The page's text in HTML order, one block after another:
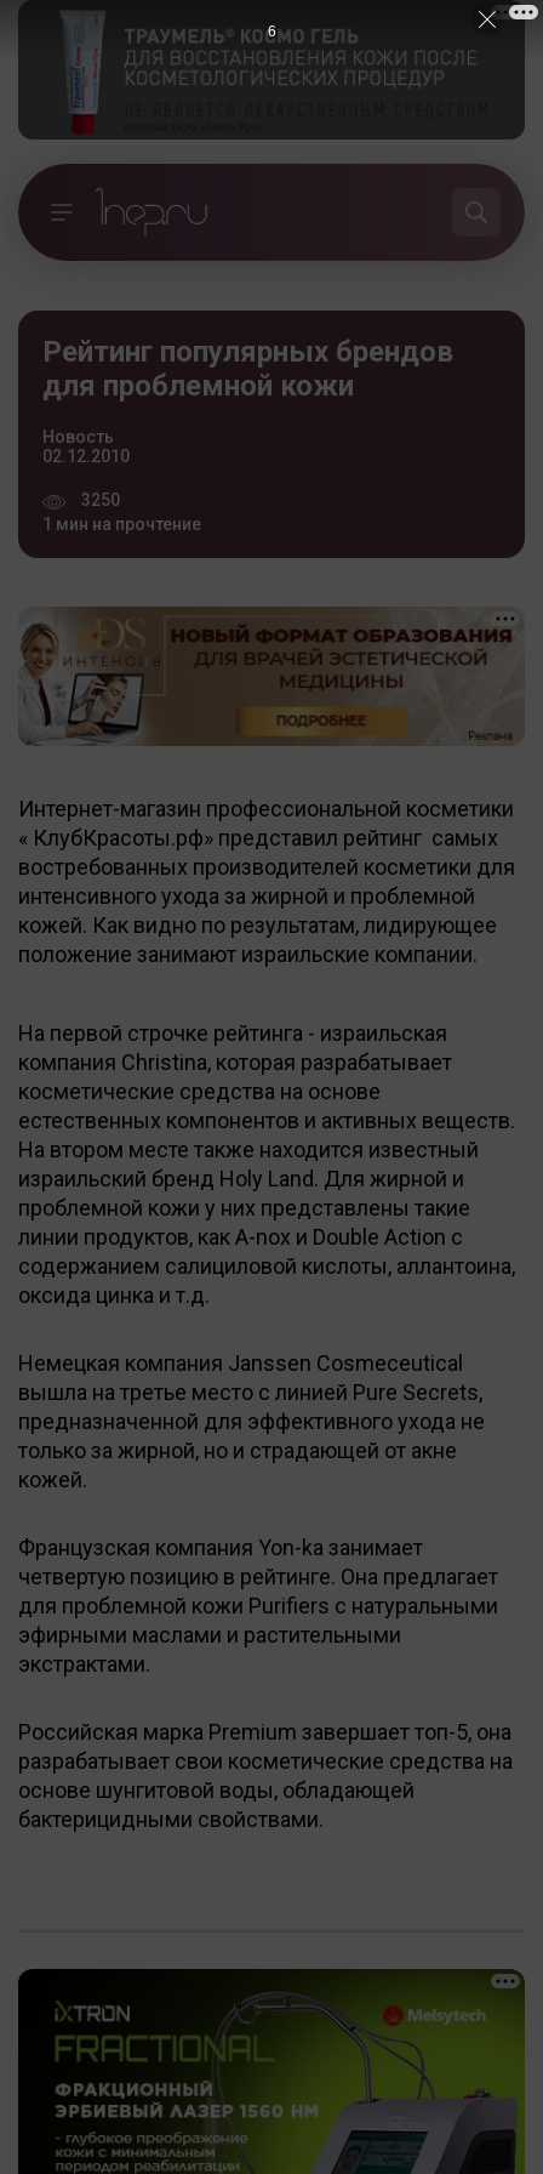
Рейтинг популярных брендов
для проблемной кожи
Новость
02.12.2010
3250
1 мин на прочтение
Интернет-магазин профессиональной косметики
« КлубКрасоты.рф» представил рейтинг самых
востребованных производителей косметики для
интенсивного ухода за жирной и проблемной
кожей. Как видно по результатам, лидирующее
положение занимают израильские компании.
На первой строчке рейтинга - израильская
компания Christina, которая разрабатывает
косметические средства на основе
естественных компонентов и активных веществ.
На втором месте также находится известный
израильский бренд Holy Land. Для жирной и
проблемной кожи у них представлены такие
линии продуктов, как A-nox и Double Action с
содержанием салициловой кислоты, аллантоина,
оксида цинка и т.д.
Немецкая компания Janssen Cosmeceutical
вышла на третье место с линией Pure Secrets,
предназначенной для эффективного ухода не
только за жирной, но и страдающей от акне
кожей.
Французская компания Yon-ka занимает
четвертую позицию в рейтинге. Она предлагает
для проблемной кожи Purifiers с натуральными
эфирными маслами и растительными
экстрактами.
Российская марка Premium завершает топ-5, она
разрабатывает свои косметические средства на
основе шунгитовой воды, обладающей
бактерицидными свойствами.
5